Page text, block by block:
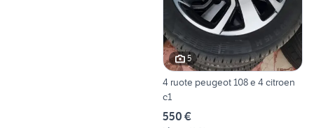
5
4 ruote peugeot 108 e 4 citroen
c1
550 €